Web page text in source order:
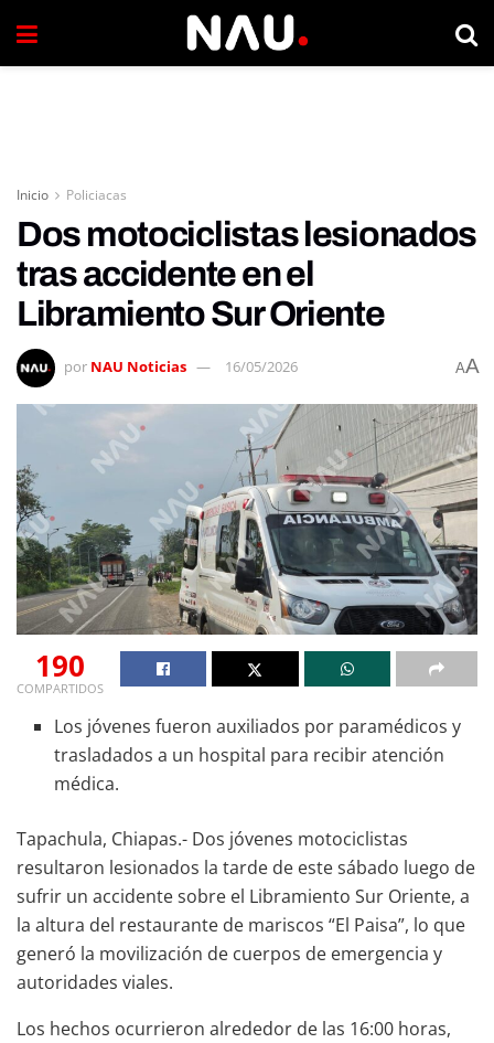
Inicio Policiacas
Dos motociclistas lesionados
tras accidente en el
Libramiento Sur Oriente
por NAU Noticias 16/05/2026 AA
190
COMPARTIDOS
Los jóvenes fueron auxiliados por paramédicos y
trasladados a un hospital para recibir atención
médica.
Tapachula, Chiapas.- Dos jóvenes motociclistas
resultaron lesionados la tarde de este sábado luego de
sufrir un accidente sobre el Libramiento Sur Oriente, a
la altura del restaurante de mariscos “El Paisa”, lo que
generó la movilización de cuerpos de emergencia y
autoridades viales.
Los hechos ocurrieron alrededor de las 16:00 horas,